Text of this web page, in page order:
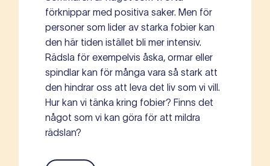
förknippar med positiva saker. Men för
personer som lider av starka fobier kan
den här tiden istället bli mer intensiv.
Rädsla för exempelvis åska, ormar eller
spindlar kan för många vara så stark att
den hindrar oss att leva det liv som vi vill.
Hur kan vi tänka kring fobier? Finns det
något som vi kan göra för att mildra
rädslan?